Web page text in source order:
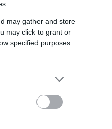
may gather and store
may click to grant or
specified purposes